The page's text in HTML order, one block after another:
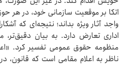
اتکا بر موقعیت سازمانی خود، در هر
واجد آثار ویژه بداند؛ نتیجه‌ای که
منظومه حقوق عمومی تفسیر کرد.
ناظر به اعلام مقامی است که قانون،